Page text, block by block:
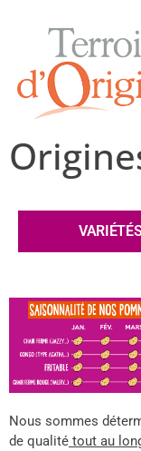
Nous sommes
de qualité tout au